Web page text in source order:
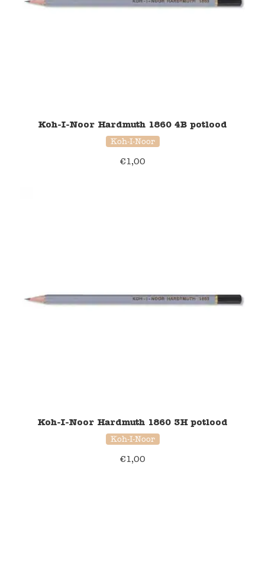
Koh-I-Noor Hardmuth 1860 4B potlood
Koh-I-Noor
€1,00
Koh-I-Noor Hardmuth 1860 3H potlood
Koh-I-Noor
€1,00